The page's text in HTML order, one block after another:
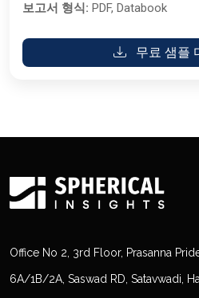
보고서 형식: PDF, Databook
무료 샘플
Office No 2, 3rd Floor, Prasanna
6A/1B/2A, Saswad RD, Satavwadi,